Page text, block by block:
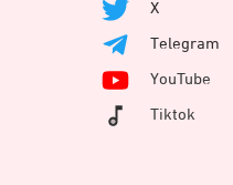
X
Telegram
YouTube
Tiktok